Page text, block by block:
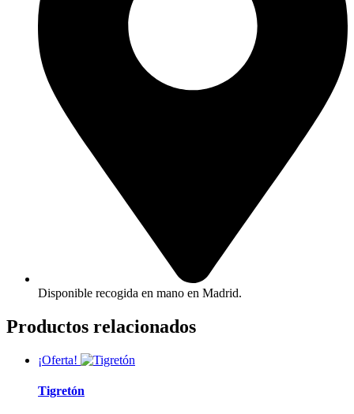
Disponible recogida en mano en Madrid.
Productos relacionados
¡Oferta!
Tigretón